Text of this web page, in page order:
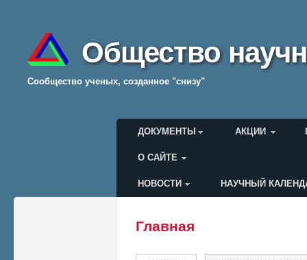
Общество
Cообщество ученых, созданное "снизу"
Главное меню
ДОКУМЕНТЫ АКЦИИ
О САЙТЕ
Меню пользователя
НОВОСТИ НАУЧНЫЙ
Вы здесь
Главная